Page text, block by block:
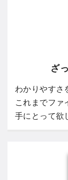
ざ
わかりやすさ
これまでファ
手にとって欲